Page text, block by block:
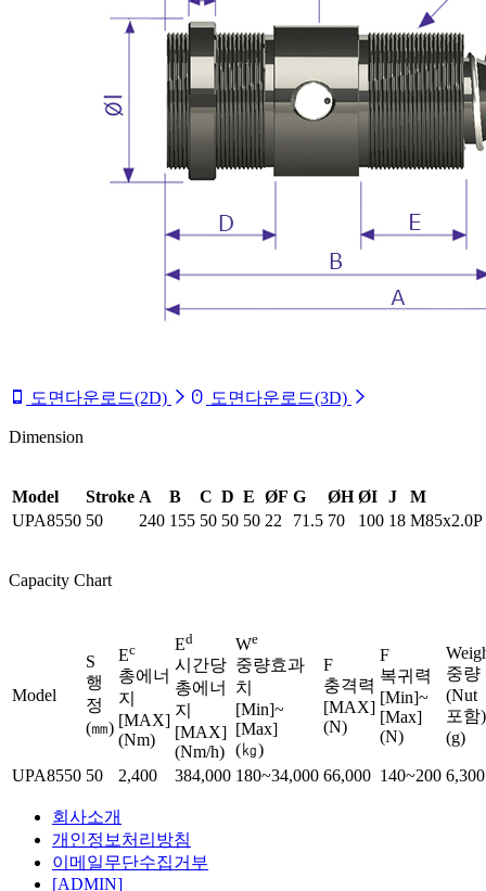
도면다운로드(2D) 도면다운로드(3D)
Dimension
Model Stroke A B C D E ØF G ØH ØI J
M
UPA8550 50 240 155 50 50 50 22 71.5 70 100 18 M85x2.0P
Capacity Chart
Model
S
행
정
(㎜)
Ec
총에너
지
[MAX]
(Nm)
Ed
시간당
총에너
지
[MAX]
(Nm/h)
We
중량효과
치
[Min]~
[Max]
(㎏)
F
충격력
[MAX]
(N)
F
복귀력
[Min]~
[Max]
(N)
중량
(Nut
포함)
(g)
UPA8550 50 2,400 384,000 180~34,000 66,000 140~200 6,300
회사소개
개인정보처리방침
이메일무단수집거부
[ADMIN]